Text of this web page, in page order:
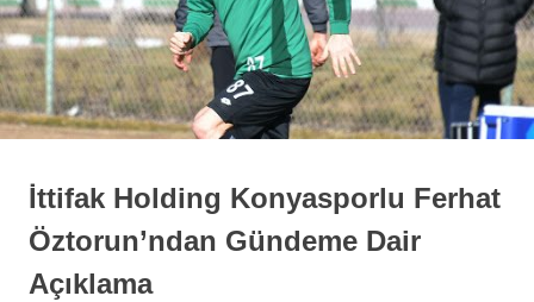
İttifak Holding Konyasporlu Ferhat
Öztorun’ndan Gündeme Dair
Açıklama